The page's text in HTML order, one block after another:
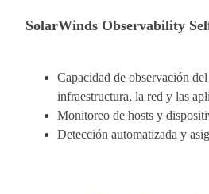
SolarWinds Observability
Capacidad de observación
infraestructura, la red y las
Monitoreo de hosts y
Detección automatizada y